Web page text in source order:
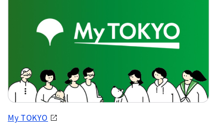
My TOKYO